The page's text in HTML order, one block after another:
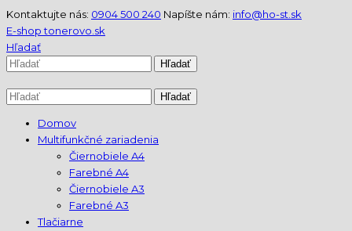
Kontaktujte nás: 0904 500 240 Napíšte nám: info@ho-st.sk
E-shop tonerovo.sk
Hľadať
Domov
Multifunkčné zariadenia
Čiernobiele A4
Farebné A4
Čiernobiele A3
Farebné A3
Tlačiarne